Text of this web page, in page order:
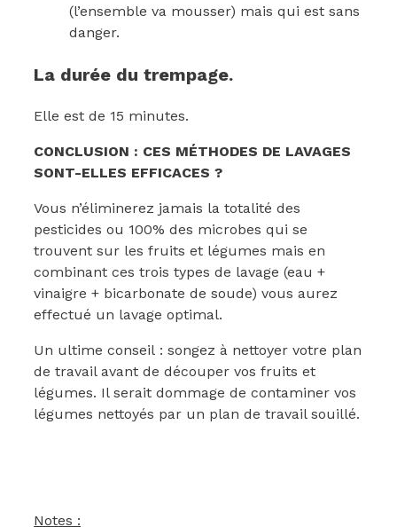
(l’ensemble va mousser) mais qui est sans
danger.
La durée du trempage.
Elle est de 15 minutes.
CONCLUSION : CES MÉTHODES DE LAVAGES
SONT-ELLES EFFICACES ?
Vous n’éliminerez jamais la totalité des
pesticides ou 100% des microbes qui se
trouvent sur les fruits et légumes mais en
combinant ces trois types de lavage (eau +
vinaigre + bicarbonate de soude) vous aurez
effectué un lavage optimal.
Un ultime conseil : songez à nettoyer votre plan
de travail avant de découper vos fruits et
légumes. Il serait dommage de contaminer vos
légumes nettoyés par un plan de travail souillé.
Notes :